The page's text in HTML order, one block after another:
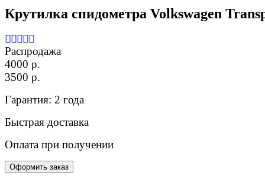
Крутилка спидометра Volkswagen
Распродажа
4000 р.
3500 р.
Гарантия: 2 года
Быстрая доставка
Оплата при получении
Оформить заказ